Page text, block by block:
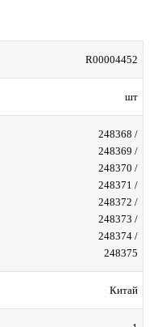
R00004452
шт
248368 /
248369 /
248370 /
248371 /
248372 /
248373 /
248374 /
248375
Китай